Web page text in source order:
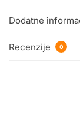
Dodatne
Recenzije 0